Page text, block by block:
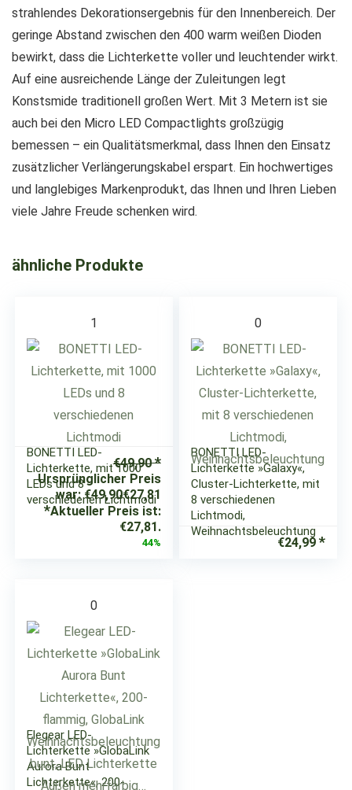
strahlendes Dekorationsergebnis für den Innenbereich. Der
geringe Abstand zwischen den 400 warm weißen Dioden
bewirkt, dass die Lichterkette voller und leuchtender wirkt.
Auf eine ausreichende Länge der Zuleitungen legt
Konstsmide traditionell großen Wert. Mit 3 Metern ist sie
auch bei den Micro LED Compactlights großzügig
bemessen – ein Qualitätsmerkmal, dass Ihnen den Einsatz
zusätzlicher Verlängerungskabel erspart. Ein hochwertiges
und langlebiges Markenprodukt, das Ihnen und Ihren Lieben
viele Jahre Freude schenken wird.
ähnliche Produkte
1
BONETTI LED-
Lichterkette, mit 1000
LEDs und 8
verschiedenen Lichtmodi
€49,90
Ursprünglicher Preis
war: €49,90€27,81
Aktueller Preis ist:
€27,81.
44%
0
BONETTI LED-
Lichterkette »Galaxy«,
Cluster-Lichterkette, mit
8 verschiedenen
Lichtmodi,
Weihnachtsbeleuchtung
€24,99
0
Elegear LED-
Lichterkette »GlobaLink
Aurora Bunt
Lichterkette«, 200-